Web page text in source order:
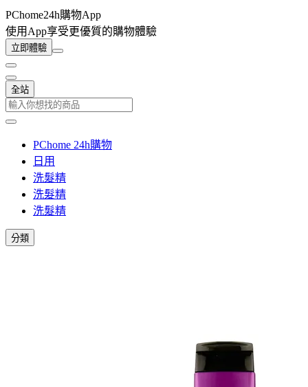
PChome24h購物App
使用App享受更優質的購物體驗
立即體驗
全站
PChome 24h購物
日用
洗髮精
洗髮精
洗髮精
分類